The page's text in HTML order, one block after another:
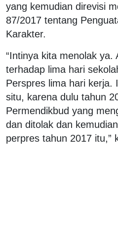
yang kemudian direvisi
87/2017 tentang
Karakter.
“Intinya kita menolak ya.
terhadap lima hari
Perspres lima hari kerja.
situ, karena dulu tahun
Permendikbud yang
dan ditolak dan
perpres tahun 2017 itu,”